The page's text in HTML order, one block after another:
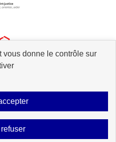
donne le contrôle sur
conforme Mentions légales
cookies